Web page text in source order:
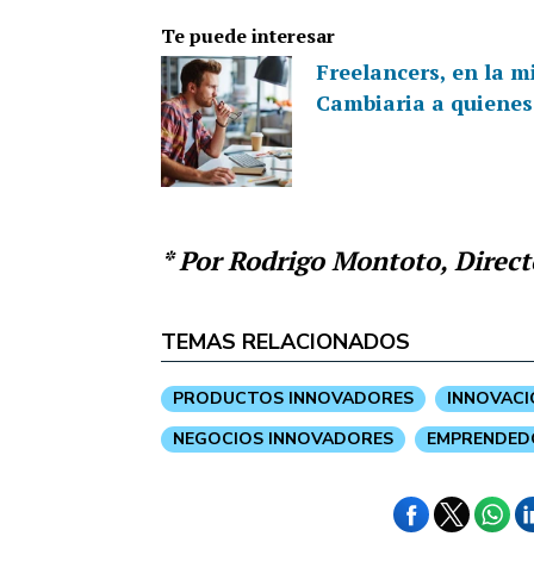
Te puede interesar
Freelancers, en la
Cambiaria a
* Por Rodrigo Montoto,
TEMAS RELACIONADOS
PRODUCTOS INNOVADORES
NEGOCIOS INNOVADORES